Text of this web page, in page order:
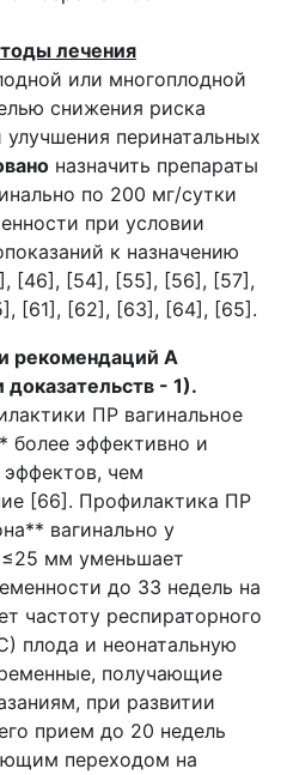
лечения
или многоплодной
снижения риска
перинатальных
назначить препараты
по 200 мг/сутки
при условии
к назначению
[46], [54], [55], [56], [57],
[61], [62], [63], [64], [65].
рекомендаций А
- 1).
ПР вагинальное
более эффективно и
чем
[66]. Профилактика ПР
вагинально у
мм уменьшает
до 33 недель на
частоту респираторного
плода и неонатальную
получающие
при развитии
прием до 20 недель
переходом на